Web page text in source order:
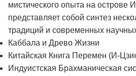
мистического опыта на острове
представляет собой синтез
традиций и современных
Каббала и Древо Жизни
Китайская Книга Перемен (И-
Индуистская Брахманическая